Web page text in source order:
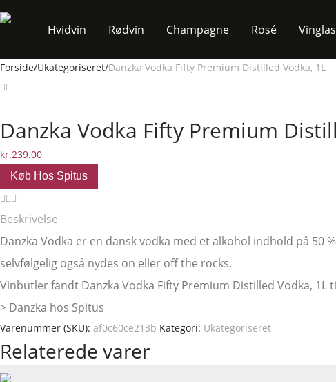
Hvidvin Rødvin Champagne Rosé Vinglas
Forside/Ukategoriseret/Danzka Vodka Fifty Premium Distilled Vodka, 1L
Danzka Vodka Fifty Premium
kr.239.00
Køb Hos Spitus
Beskrivelse
Danzka Vodka er en dansk vodka med et alkohol indhold på 50
selvfølgelig også nydes on eller off the rocks.
Vinbutler fandt Danzka Vodka Fifty Premium Distilled Vodka, 1L
> Danzka hos Spitus
Varenummer (SKU): af0c60ce213b Kategori: Ukategoriseret
Relaterede varer